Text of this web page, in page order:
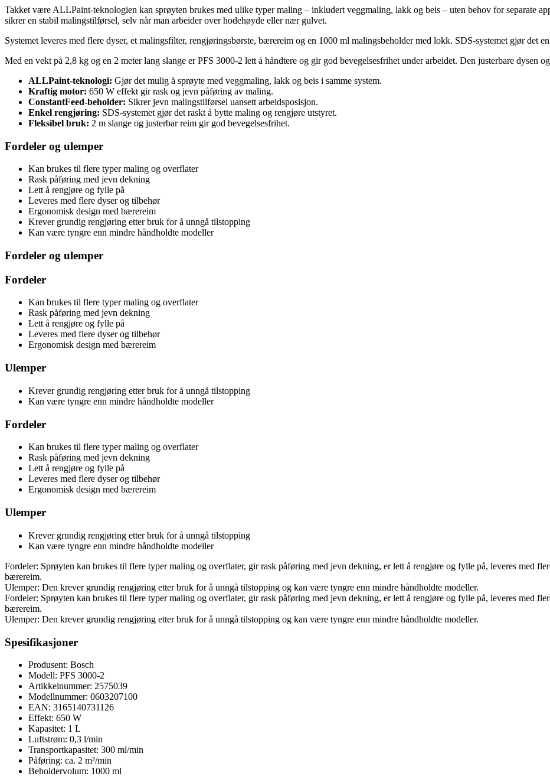
Takket være ALLPaint-teknologien kan sprøyten brukes med ulike typer maling – inkludert veggmaling, lakk og beis – uten behov for separate
sikrer en stabil malingstilførsel, selv når man arbeider over hodehøyde eller nær gulvet.
Systemet leveres med flere dyser, et malingsfilter, rengjøringsbørste, bærereim og en 1000 ml malingsbeholder med lokk. SDS-systemet gjør det
Med en vekt på 2,8 kg og en 2 meter lang slange er PFS 3000-2 lett å håndtere og gir god bevegelsesfrihet under arbeidet. Den justerbare dysen
ALLPaint-teknologi: Gjør det mulig å sprøyte med veggmaling, lakk og beis i samme system.
Kraftig motor: 650 W effekt gir rask og jevn påføring av maling.
ConstantFeed-beholder: Sikrer jevn malingstilførsel uansett arbeidsposisjon.
Enkel rengjøring: SDS-systemet gjør det raskt å bytte maling og rengjøre utstyret.
Fleksibel bruk: 2 m slange og justerbar reim gir god bevegelsesfrihet.
Fordeler og ulemper
Kan brukes til flere typer maling og overflater
Rask påføring med jevn dekning
Lett å rengjøre og fylle på
Leveres med flere dyser og tilbehør
Ergonomisk design med bærereim
Krever grundig rengjøring etter bruk for å unngå tilstopping
Kan være tyngre enn mindre håndholdte modeller
Fordeler og ulemper
Fordeler
Kan brukes til flere typer maling og overflater
Rask påføring med jevn dekning
Lett å rengjøre og fylle på
Leveres med flere dyser og tilbehør
Ergonomisk design med bærereim
Ulemper
Krever grundig rengjøring etter bruk for å unngå tilstopping
Kan være tyngre enn mindre håndholdte modeller
Fordeler
Kan brukes til flere typer maling og overflater
Rask påføring med jevn dekning
Lett å rengjøre og fylle på
Leveres med flere dyser og tilbehør
Ergonomisk design med bærereim
Ulemper
Krever grundig rengjøring etter bruk for å unngå tilstopping
Kan være tyngre enn mindre håndholdte modeller
Fordeler: Sprøyten kan brukes til flere typer maling og overflater, gir rask påføring med jevn dekning, er lett å rengjøre og fylle på, leveres med
bærereim.
Ulemper: Den krever grundig rengjøring etter bruk for å unngå tilstopping og kan være tyngre enn mindre håndholdte modeller.
Fordeler: Sprøyten kan brukes til flere typer maling og overflater, gir rask påføring med jevn dekning, er lett å rengjøre og fylle på, leveres med
bærereim.
Ulemper: Den krever grundig rengjøring etter bruk for å unngå tilstopping og kan være tyngre enn mindre håndholdte modeller.
Spesifikasjoner
Produsent: Bosch
Modell: PFS 3000-2
Artikkelnummer: 2575039
Modellnummer: 0603207100
EAN: 3165140731126
Effekt: 650 W
Kapasitet: 1 L
Luftstrøm: 0,3 l/min
Transportkapasitet: 300 ml/min
Påføring: ca. 2 m²/min
Beholdervolum: 1000 ml